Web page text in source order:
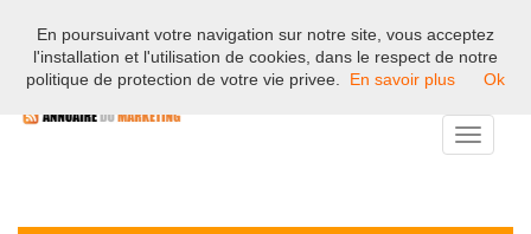
Bienvenue sur l'annuaire professionnel du marketing et de la
communication en France.
Toggle
En poursuivant votre navigation sur notre site, vous acceptez
l'installation et l'utilisation de cookies, dans le respect de notre
politique de protection de votre vie privee.
En savoir plus Ok